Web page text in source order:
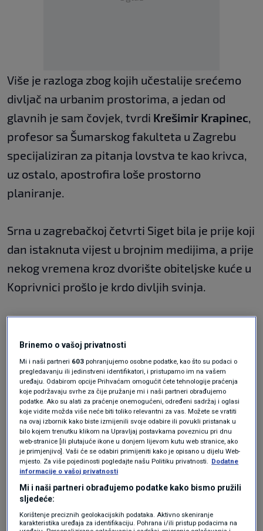
Više je razloga zbog kojih učestalije srećemo
divljač na urbanim prostorima, a jedan od
glavnih je sam čovjek, tvrdi Krešimir Krapinec,
profesor sa Šumarskog fakulteta u Zagrebu
specijaliziran za pitanja lovstva te kao krivca,
uz ostalo, apostrofira loše prostorno
planiranje.
Srna u zagrebačkoj četvrti Siget bila je prije koji
dan istaknuta vijest u brojnim medijima, a prije
nekog vremena kroz dvorište obiteljske kuće u
Koprivnici prošlo je krdo divljih svinja.
godine u godinu sve više. Je li razlog takvom
ponašanju divljači njihova brojnost ili nešto
drugo objasnio jeKrešimir Krapinec, osoba koja
niz godina prati migraciju divljih životinja.
Čagalj desetkuje srneću
divljač
Tvrdi da se broj spomenute divljači nije oteo
kontroli. Populaciju divljih svinja lovci su
Brinemo o vašoj privatnosti
Mi i naši partneri 603 pohranjujemo osobne podatke, kao što su podaci o
pregledavanju ili jedinstveni identifikatori, i pristupamo im na vašem
uređaju. Odabirom opcije Prihvaćam omogućit ćete tehnologije praćenja
koje podržavaju svrhe za čije pružanje mi i naši partneri obrađujemo
podatke. Ako su alati za praćenje onemogućeni, određeni sadržaj i oglasi
koje vidite možda više neće biti toliko relevantni za vas. Možete se vratiti
na ovaj izbornik kako biste izmijenili svoje odabire ili povukli pristanak u
bilo kojem trenutku klikom na Upravljaj postavkama poveznicu pri dnu
web-stranice [ili plutajuće ikone u donjem lijevom kutu web stranice, ako
je primjenjivo]. Vaši će se odabiri primijeniti kako je opisano u dijelu Web-
mjesto. Za više pojedinosti pogledajte našu Politiku privatnosti. Dodatne
informacije o vašoj privatnosti
Mi i naši partneri obrađujemo podatke kako bismo pružili
sljedeće:
Korištenje preciznih geolokacijskih podataka. Aktivno skeniranje
karakteristika uređaja za identifikaciju. Pohrana i/ili pristup podacima na